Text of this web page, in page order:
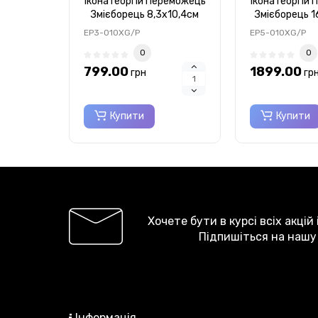
Змієборець 8,3х10,4см
аркової форми без рамки
EP3-010XG/P
0
799.00грн
Купити
Змієборець
аркової
EP5-010XG/P
0
1899.00грн
Купити
Хочете бути в курсі всіх
Підпишіться на